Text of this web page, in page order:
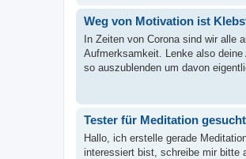
Weg von Motivation ist
In Zeiten von Corona sind wir alle
Aufmerksamkeit. Lenke also
so auszublenden um davon
Tester für Meditation gesucht
Hallo, ich erstelle gerade
interessiert bist, schreibe mir bitte